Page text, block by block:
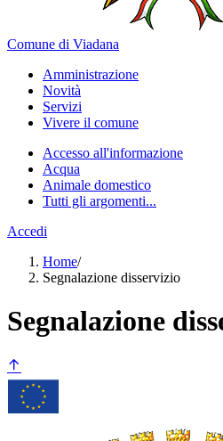
Comune di Viadana
Amministrazione
Novità
Servizi
Vivere il comune
Accesso all'informazione
Acqua
Animale domestico
Tutti gli argomenti...
Accedi
Home/
Segnalazione disservizio
Segnalazione